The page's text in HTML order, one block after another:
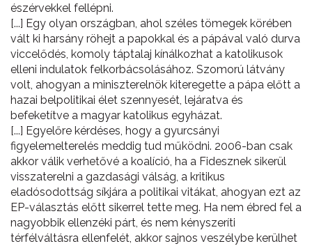
észérvekkel fellépni.
[...] Egy olyan országban, ahol széles tömegek körében
vált ki harsány röhejt a papokkal és a pápával való durva
viccelődés, komoly táptalaj kínálkozhat a katolikusok
elleni indulatok felkorbácsolásához. Szomorú látvány
volt, ahogyan a miniszterelnök kiteregette a pápa előtt a
hazai belpolitikai élet szennyesét, lejáratva és
befeketítve a magyar katolikus egyházat.
[...] Egyelőre kérdéses, hogy a gyurcsányi
figyelemelterelés meddig tud működni. 2006-ban csak
akkor válik verhetővé a koalíció, ha a Fidesznek sikerül
visszaterelni a gazdasági válság, a kritikus
eladósodottság síkjára a politikai vitákat, ahogyan ezt az
EP-választás előtt sikerrel tette meg. Ha nem ébred fel a
nagyobbik ellenzéki párt, és nem kényszeríti
térfélváltásra ellenfelét, akkor sajnos veszélybe kerülhet